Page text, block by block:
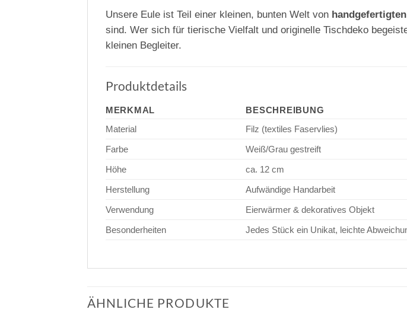
Unsere Eule ist Teil einer kleinen, bunten Welt von
sind. Wer sich für tierische Vielfalt und originelle Tischdeko
kleinen Begleiter.
Produktdetails
MERKMAL
BESCHREIBUNG
Material
Filz (textiles Faservlies)
Farbe
Weiß/Grau gestreift
Höhe
ca. 12 cm
Herstellung
Aufwändige Handarbeit
Verwendung
Eierwärmer & dekoratives Objekt
Besonderheiten
Jedes Stück ein Unikat, leichte
ÄHNLICHE PRODUKTE